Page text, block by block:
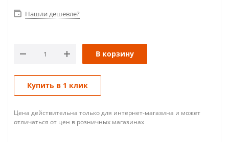
Нашли дешевле?
В корзину
Купить в 1 клик
Цена действительна только для интернет-магазина и может
отличаться от цен в розничных магазинах